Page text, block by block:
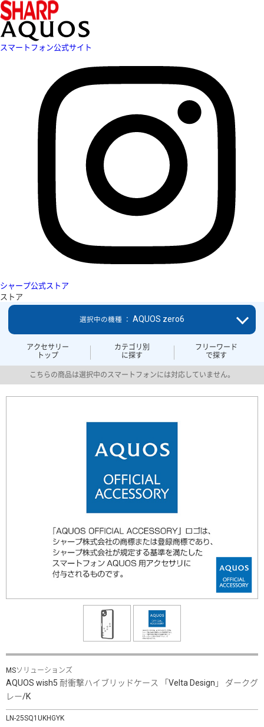
スマートフォン公式サイト
シャープ公式ストア
ストア
アクセサリー
トップ
カテゴリ別
に探す
フリーワード
で探す
選択中の機種 ： AQUOS zero6
こちらの商品は選択中のスマートフォンには対応していません。
MSソリューションズ
AQUOS wish5 耐衝撃ハイブリッドケース 「Velta Design」 ダークグ
レー/K
LN-25SQ1UKHGYK